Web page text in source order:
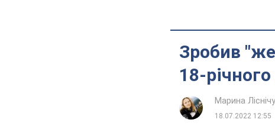
Зробив
18-
Марина
18.07.2022 12:55